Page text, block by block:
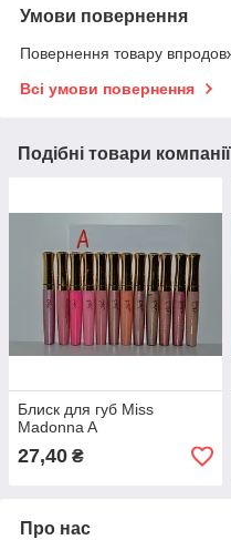
Умови повернення
Повернення товару
Всі умови повернення
Подібні товари компанії
Блиск для губ Miss
Madonna A
27,40 ₴
Про нас